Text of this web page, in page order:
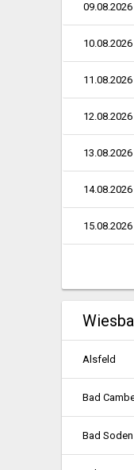
09.08.2026
10.08.2026
11.08.2026
12.08.2026
13.08.2026
14.08.2026
15.08.2026
Alsfeld
Bad